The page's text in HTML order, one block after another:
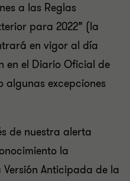
a las Reglas
para 2022” (la
en vigor al día
en el Diario Oficial de
algunas excepciones
de nuestra alerta
la
Anticipada de la